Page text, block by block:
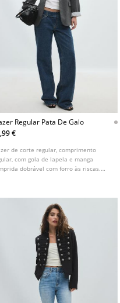
Regular Pata De Galo
€
de corte regular, comprimento
com gola de lapela e manga
dobrável com forro às riscas.